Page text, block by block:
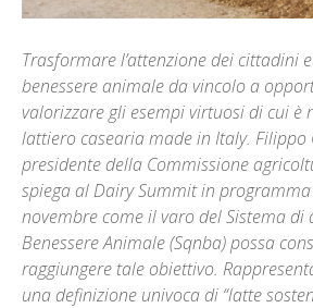
Trasformare l’attenzione dei cittadini
benessere animale da vincolo a
valorizzare gli esempi virtuosi di cui è
lattiero casearia made in Italy. Filippo
presidente della Commissione
spiega al Dairy Summit in
novembre come il varo del Sistema
Benessere Animale (Sqnba) possa
raggiungere tale obiettivo.
una definizione univoca di “latte